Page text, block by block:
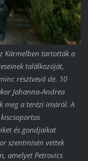
Kármelben tartották a
találkozóját,
résztvevő de. 10
Johanna-Andrea
meg a terézi imáról. A
és gondjaikat
szentmisén vettek
amelyet Petrovics